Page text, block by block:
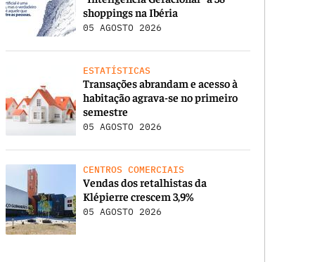
shoppings na Ibéria
05 AGOSTO 2026
ESTATÍSTICAS
Transações abrandam e acesso à
habitação agrava-se no primeiro
semestre
05 AGOSTO 2026
CENTROS COMERCIAIS
Vendas dos retalhistas da
Klépierre crescem 3,9%
05 AGOSTO 2026